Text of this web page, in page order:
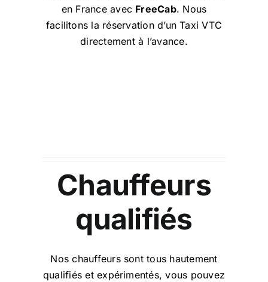
en France avec FreeCab. Nous
facilitons la réservation d’un Taxi VTC
directement à l’avance.
Chauffeurs
qualifiés
Nos chauffeurs sont tous hautement
qualifiés et expérimentés, vous pouvez